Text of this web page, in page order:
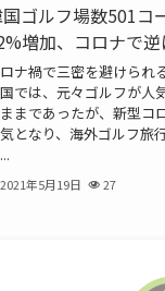
ゴルフ場数501コ
増加、コロナで
ナ禍で三密を避けられ
では、元々ゴルフが人
まであったが、新型コ
となり、海外ゴルフ旅
2021年5月19日 27